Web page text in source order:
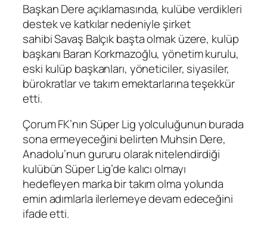
Başkan Dere açıklamasında, kulübe verdikleri
destek ve katkılar nedeniyle şirket
sahibi Savaş Balçık başta olmak üzere, kulüp
başkanı Baran Korkmazoğlu, yönetim kurulu,
eski kulüp başkanları, yöneticiler, siyasiler,
bürokratlar ve takım emektarlarına teşekkür
etti.
Çorum FK’nın Süper Lig yolculuğunun burada
sona ermeyeceğini belirten Muhsin Dere,
Anadolu’nun gururu olarak nitelendirdiği
kulübün Süper Lig’de kalıcı olmayı
hedefleyen marka bir takım olma yolunda
emin adımlarla ilerlemeye devam edeceğini
ifade etti.